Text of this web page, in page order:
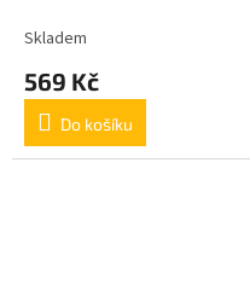
Skladem
569 Kč
Do košíku